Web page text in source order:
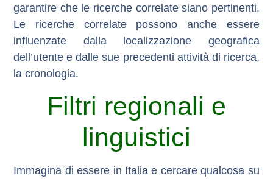
garantire che le ricerche correlate siano pertinenti.
Le ricerche correlate possono anche essere
influenzate dalla localizzazione geografica
dell’utente e dalle sue precedenti attività di ricerca,
la cronologia.
Filtri regionali e
linguistici
Immagina di essere in Italia e cercare qualcosa su